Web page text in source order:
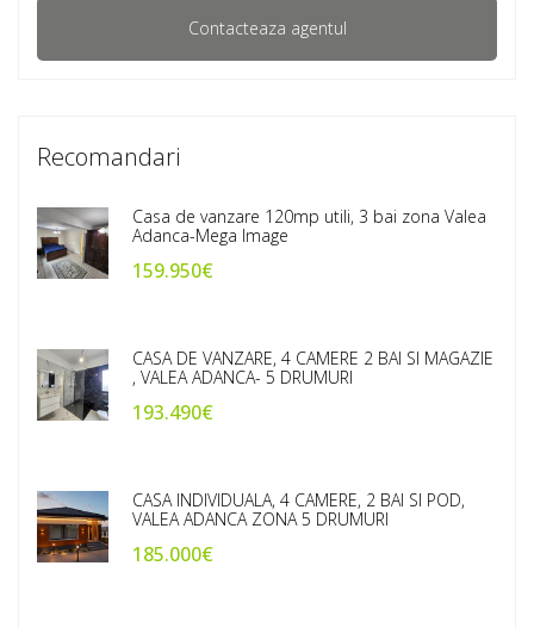
Recomandari
Casa de vanzare 120mp utili, 3 bai zona Valea
Adanca-Mega Image
159.950€
CASA DE VANZARE, 4 CAMERE 2 BAI SI MAGAZIE
, VALEA ADANCA- 5 DRUMURI
193.490€
CASA INDIVIDUALA, 4 CAMERE, 2 BAI SI POD,
VALEA ADANCA ZONA 5 DRUMURI
185.000€